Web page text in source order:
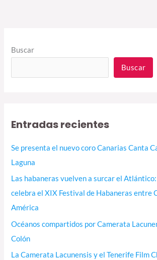
Buscar
Buscar
Entradas recientes
Se presenta el nuevo coro Canarias Canta
Laguna
Las habaneras vuelven a surcar el
celebra el XIX Festival de Habaneras entre
América
Océanos compartidos por Camerata
Colón
La Camerata Lacunensis y el Tenerife Film